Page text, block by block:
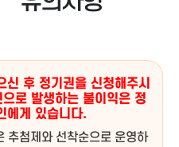
후 정기권을 신청해주시
로 발생하는 불이익은 정
에게 있습니다.
추첨제와 선착순으로 운영하